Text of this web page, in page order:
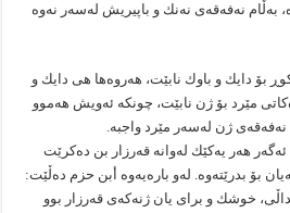
بەڵام نەفەقەی نەنك و باپیریش لەسەر نەوە
بۆ دایك و باوك نابێت، هەروەها هی دایك و
مێرد بۆ ژن نابێت، چونكە ئەویش هەموو
ژن لەسەر مێرد واجبە.
هەر یەكێك لەوانە قەرزار بن دەكرێت
بۆ بدرێتەوە. لەو بارەیەوە أبن حزم دەڵێت:
خوشك و برای یان ژنەكەی قەرزار بوو